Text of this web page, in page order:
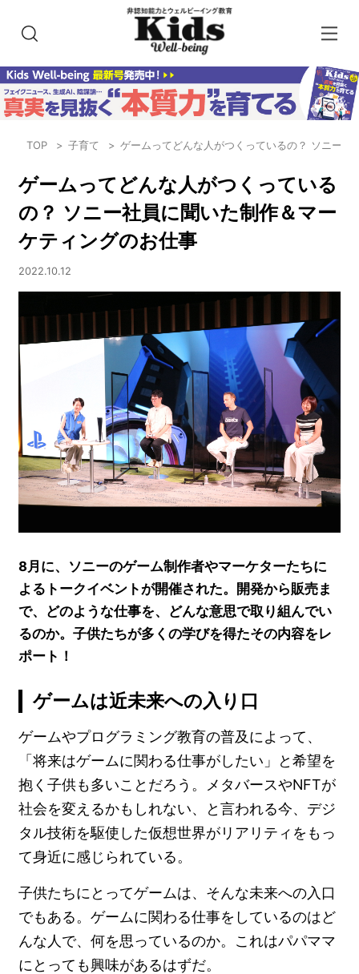
TOP 子育て ゲームってどんな人がつくっているの？ ソニー
ゲームってどんな人がつくっている
の？ ソニー社員に聞いた制作＆マー
ケティングのお仕事
2022.10.12
8月に、ソニーのゲーム制作者やマーケターたちに
よるトークイベントが開催された。開発から販売ま
で、どのような仕事を、どんな意思で取り組んでい
るのか。子供たちが多くの学びを得たその内容をレ
ポート！
ゲームは近未来への入り口
ゲームやプログラミング教育の普及によって、
「将来はゲームに関わる仕事がしたい」と希望を
抱く子供も多いことだろう。メタバースやNFTが
社会を変えるかもしれない、と言われる今、デジ
タル技術を駆使した仮想世界がリアリティをもっ
て身近に感じられている。
子供たちにとってゲームは、そんな未来への入口
でもある。ゲームに関わる仕事をしているのはど
んな人で、何を思っているのか。これはパパママ
にとっても興味があるはずだ。